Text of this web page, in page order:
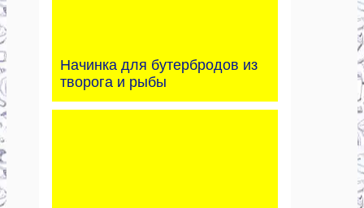
Начинка для бутербродов из
творога и рыбы